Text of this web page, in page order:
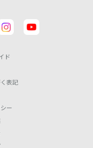
ド
表記
ー